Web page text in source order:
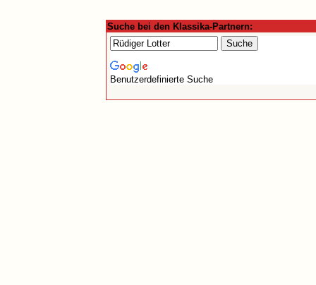
Suche bei den Klassika-Partnern:
Benutzerdefinierte Suche